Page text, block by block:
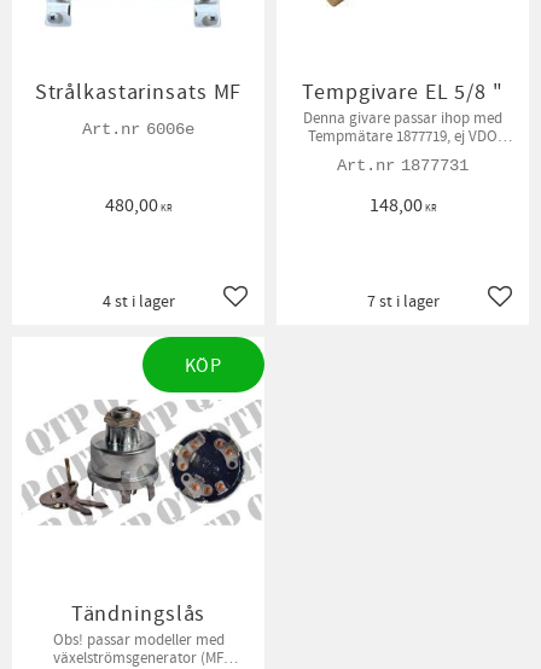
Strålkastarinsats MF
6006e
480,00KR
Lägg till i favoriter
4 st i lager
Tempgivare EL 5/8 "
Denna givare passar ihop med
Tempmätare 1877719​, ej VDO
1877731
148,00KR
7 st i lager
Tändningslås
Obs! passar modeller med
växelströmsgenerator (MF
KÖP